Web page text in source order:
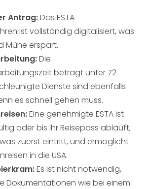
Antrag:Das ESTA-
ist vollständig digitalisiert, was
Mühe erspart.
Die
beträgt unter 72
Dienste sind ebenfalls
es schnell gehen muss.
Eine genehmigte ESTA ist
oder bis Ihr Reisepass abläuft,
zuerst eintritt, und ermöglicht
in die USA.
Es ist nicht notwendig,
Dokumentationen wie bei einem